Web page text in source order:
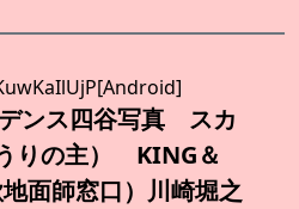
ンス四谷写真 スカ
りの主） KING＆
面師窓口）川崎堀之